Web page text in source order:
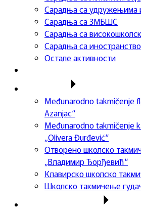
Сарадња са удружењима
Сарадња са ЗМБШС
Сарадња са
Сарадња са
Остале активности
Međunarodno takmičenje
Azanjac“
Međunarodno takmičenje
„Olivera Đurđević“
Отворено школско
„Владимир Ђорђевић“
Клавирско школско
Школско такмичење